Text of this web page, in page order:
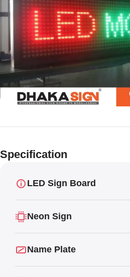
Limited offer
Moving
Specification
LED Sign Board
Neon Sign
Name Plate